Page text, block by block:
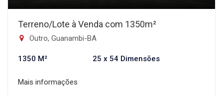
Terreno/Lote à Venda com 1350m²
Outro, Guanambi-BA
1350 M² 25 x 54 Dimensões
Mais informações